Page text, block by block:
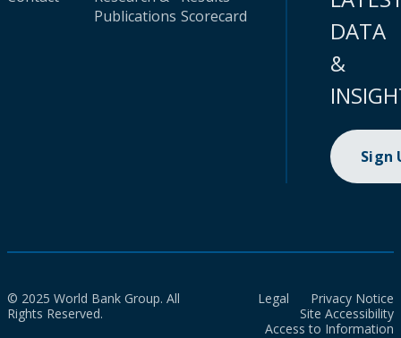
Publications Scorecard
DATA
&
Sign
© 2025 World Bank Group. All
Rights Reserved.
Legal
Privacy Notice
Site Accessibility
Access to Information